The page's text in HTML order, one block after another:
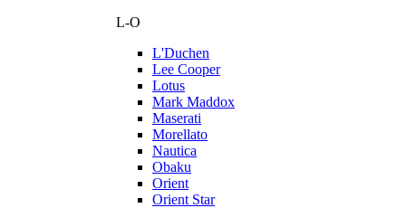
L-O
L'Duchen
Lee Cooper
Lotus
Mark Maddox
Maserati
Morellato
Nautica
Obaku
Orient
Orient Star